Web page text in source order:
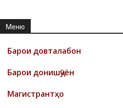
Меню
Барои довталабон
Барои донишҷӯён
Магистрантҳо